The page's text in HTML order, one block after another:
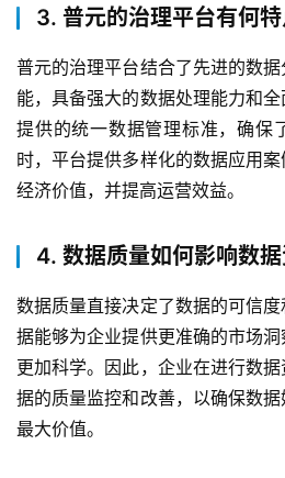
3. 普元的治理平台有何特
普元的治理平台结合了先进的数
能，具备强大的数据处理能力和
提供的统一数据管理标准，确保
时，平台提供多样化的数据应用
经济价值，并提高运营效益。
4. 数据质量如何影响数据
数据质量直接决定了数据的可信
据能够为企业提供更准确的市场
更加科学。因此，企业在进行数
据的质量监控和改善，以确保数
最大价值。